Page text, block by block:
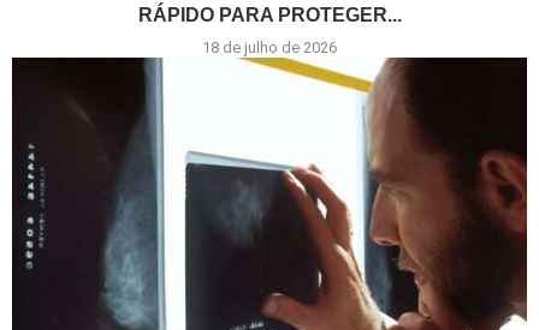
RÁPIDO PARA PROTEGER...
18 de julho de 2026